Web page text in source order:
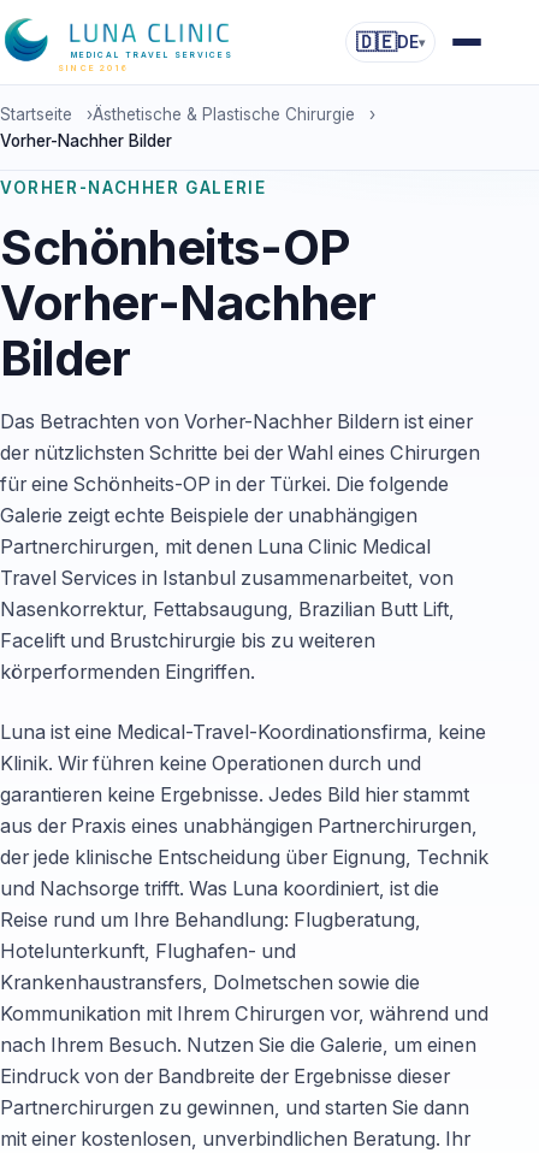
MEDICAL TRAVEL SERVICES
SINCE 2016
🇩🇪DE▾
Startseite ›Ästhetische & Plastische Chirurgie
›
Vorher-Nachher Bilder
VORHER-NACHHER GALERIE
Schönheits-OP
Vorher-Nachher
Bilder
Das Betrachten von Vorher-Nachher Bildern ist einer
der nützlichsten Schritte bei der Wahl eines Chirurgen
für eine Schönheits-OP in der Türkei. Die folgende
Galerie zeigt echte Beispiele der unabhängigen
Partnerchirurgen, mit denen Luna Clinic Medical
Travel Services in Istanbul zusammenarbeitet, von
Nasenkorrektur, Fettabsaugung, Brazilian Butt Lift,
Facelift und Brustchirurgie bis zu weiteren
körperformenden Eingriffen.
Luna ist eine Medical-Travel-Koordinationsfirma, keine
Klinik. Wir führen keine Operationen durch und
garantieren keine Ergebnisse. Jedes Bild hier stammt
aus der Praxis eines unabhängigen Partnerchirurgen,
der jede klinische Entscheidung über Eignung, Technik
und Nachsorge trifft. Was Luna koordiniert, ist die
Reise rund um Ihre Behandlung: Flugberatung,
Hotelunterkunft, Flughafen- und
Krankenhaustransfers, Dolmetschen sowie die
Kommunikation mit Ihrem Chirurgen vor, während und
nach Ihrem Besuch. Nutzen Sie die Galerie, um einen
Eindruck von der Bandbreite der Ergebnisse dieser
Partnerchirurgen zu gewinnen, und starten Sie dann
mit einer kostenlosen, unverbindlichen Beratung. Ihr